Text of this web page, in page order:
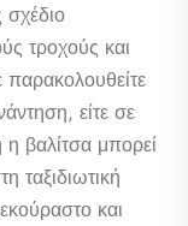
τροχούς και
είτε σε
η βαλίτσα μπορεί
ταξιδιωτική
και